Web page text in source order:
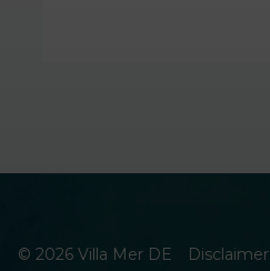
© 2026 Villa Mer DE Disclaimer